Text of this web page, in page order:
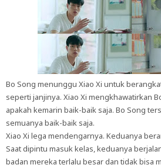
Bo Song menunggu Xiao Xi untuk
seperti janjinya. Xiao Xi mengkhawatirkan
apakah kemarin baik-baik saja. Bo Song
semuanya baik-baik saja.
Xiao Xi lega mendengarnya. Keduanya
Saat dipintu masuk kelas, keduanya
badan mereka terlalu besar dan tidak bisa